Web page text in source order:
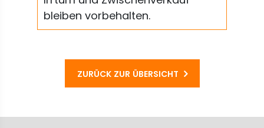
bleiben vorbehalten.
ZURÜCK ZUR ÜBERSICHT